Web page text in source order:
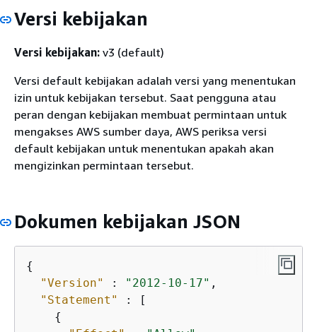
Versi kebijakan
Versi kebijakan: v3 (default)
Versi default kebijakan adalah versi yang menentukan
izin untuk kebijakan tersebut. Saat pengguna atau
peran dengan kebijakan membuat permintaan untuk
mengakses AWS sumber daya, AWS periksa versi
default kebijakan untuk menentukan apakah akan
mengizinkan permintaan tersebut.
Dokumen kebijakan JSON
{
"Version"
: "2012-10-17" ,
"Statement"
: [
{